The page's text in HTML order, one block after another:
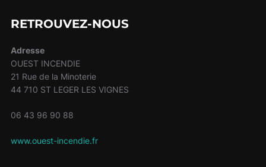
RETROUVEZ-NOUS
Adresse
OUEST INCENDIE
21 Rue de la Minoterie
44 710 ST LEGER LES VIGNES
06 43 96 90 88
www.ouest-incendie.fr